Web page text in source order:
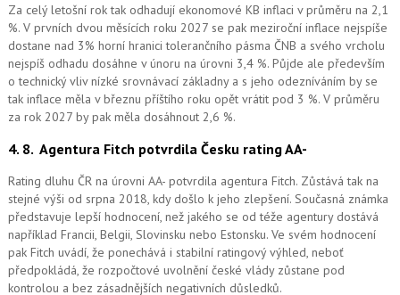
Za celý letošní rok tak odhadují ekonomové KB inflaci v průměru na 2,1
%. V prvních dvou měsících roku 2027 se pak meziroční inflace nejspíše
dostane nad 3% horní hranici tolerančního pásma ČNB a svého vrcholu
nejspíš odhadu dosáhne v únoru na úrovni 3,4 %. Půjde ale především
o technický vliv nízké srovnávací základny a s jeho odezníváním by se
tak inflace měla v březnu příštího roku opět vrátit pod 3 %. V průměru
za rok 2027 by pak měla dosáhnout 2,6 %.
4. 8. Agentura Fitch potvrdila Česku rating AA-
Rating dluhu ČR na úrovni AA- potvrdila agentura Fitch. Zůstává tak na
stejné výši od srpna 2018, kdy došlo k jeho zlepšení. Současná známka
představuje lepší hodnocení, než jakého se od téže agentury dostává
například Francii, Belgii, Slovinsku nebo Estonsku. Ve svém hodnocení
pak Fitch uvádí, že ponechává i stabilní ratingový výhled, neboť
předpokládá, že rozpočtové uvolnění české vlády zůstane pod
kontrolou a bez zásadnějších negativních důsledků.